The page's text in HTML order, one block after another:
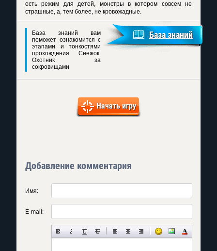
есть режим для детей, монстры в котором совсем не
страшные, а, тем более, не кровожадные.
База знаний вам
поможет ознакомится с
этапами и тонкостями
прохождения Снежок.
Охотник за
сокровищами
База знаний
Начать игру
Добавление комментария
Имя:
E-mail: